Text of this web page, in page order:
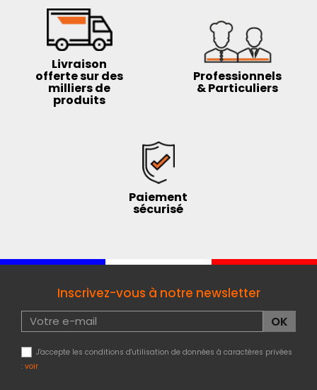
Livraison
offerte sur des
milliers de
produits
Professionnels
& Particuliers
Paiement
sécurisé
Inscrivez-vous à notre newsletter
J'accepte les conditions d'utilisation de données à caractères privées
: voir